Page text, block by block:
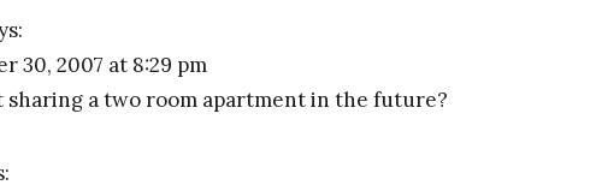
30, 2007 at 8:29 pm
sharing a two room apartment in the future?